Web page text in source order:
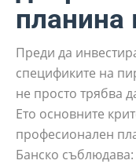
планина
Преди да
спецификите на
не просто трябва
Ето основните
професионален
Банско съблюдава: